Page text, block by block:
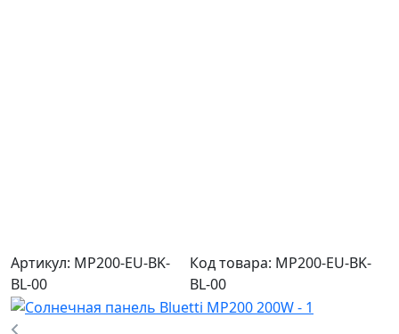
Артикул: MP200-EU-BK-
BL-00
Код товара: MP200-EU-BK-
BL-00